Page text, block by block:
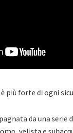
più forte di ogni
da una serie
velista e